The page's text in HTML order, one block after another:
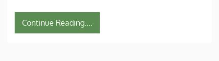
Continue Reading....